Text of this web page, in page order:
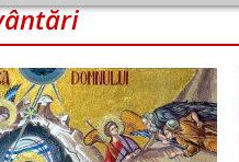
Decembrie Ianuarie